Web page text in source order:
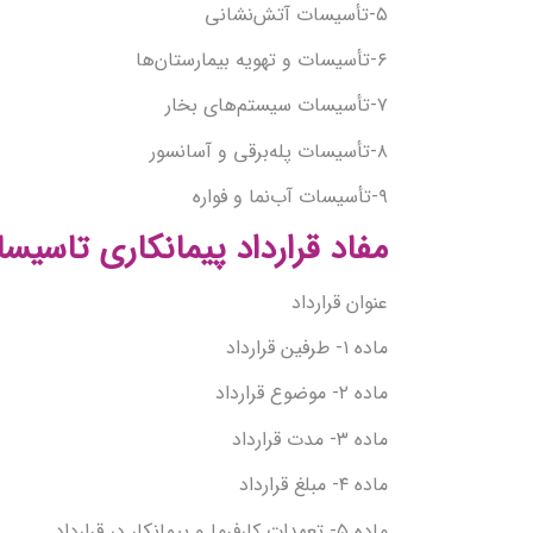
۵-تأسیسات آتش‌نشانی
۶-تأسیسات و تهویه بیمارستان‌ها
۷-تأسیسات سیستم‌های بخار
۸-تأسیسات پله‌برقی و آسانسور
۹-تأسیسات آب‌نما و فواره
مفاد قرارداد پیمانکاری
عنوان قرارداد
ماده ۱- طرفین قرارداد
ماده ۲- موضوع قرارداد
ماده ۳- مدت قرارداد
ماده ۴- مبلغ قرارداد